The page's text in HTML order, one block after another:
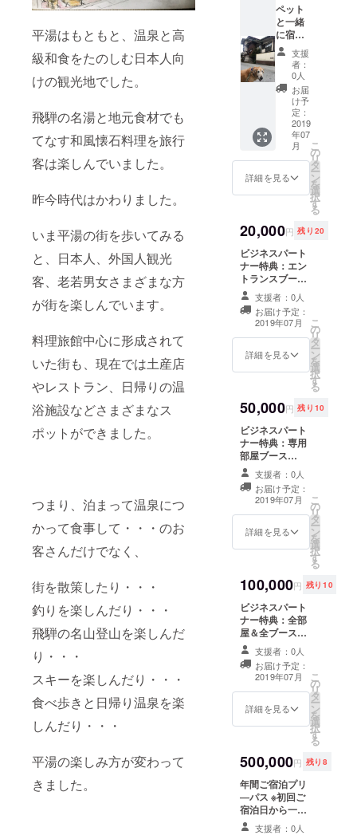
平湯はもともと、温泉と高
級和食をたのしむ日本人向
けの観光地でした。
飛騨の名湯と地元食材でも
てなす和風懐石料理を旅行
客は楽しんでいました。
昨今時代はかわりました。
いま平湯の街を歩いてみる
と、日本人、外国人観光
客、老若男女さまざまな方
が街を楽しんでいます。
料理旅館中心に形成されて
いた街も、現在では土産店
やレストラン、日帰りの温
浴施設などさまざまなス
ポットができました。
つまり、泊まって温泉につ
かって食事して・・・のお
客さんだけでなく、
街を散策したり・・・
釣りを楽しんだり・・・
飛騨の名山登山を楽しんだ
り・・・
スキーを楽しんだり・・・
食べ歩きと日帰り温泉を楽
しんだり・・・
平湯の楽しみ方が変わって
きました。
ペット
と一緒
に宿泊
セット
●二泊二
名ご宿
泊 ●朝
食サー
ビス ●
ペット
宿泊専
用部屋
をご提
供 ※有
効期限
(２０１
月〜２
０２０
年１１
月)
支援
者：
0人
お届
け予
定：
2019
年07
月
詳細を見る
こ
の
リ
タ
ー
ン
を
選
択
す
る
20,000円 残り20
ビジネスパート
ナー特典：エン
トランスブース
Fisher.mountain
sハウス建物内エ
ントランスに準
備するブースに
て、 さまざまな
グッズを販売い
ございます。
支援者：0人
お届け予定：
2019年07月
詳細を見る
こ
の
リ
タ
ー
ン
を
選
択
す
る
50,000円 残り10
ビジネスパート
ナー特典：専用
部屋ブース
Fisher.mountain
sハウス建物内に
準備する専用部
屋の一室にて、
さまざまなグッ
ズの販売やコレ
部屋・ペット専
用部屋などパー
トナー様のご希
望にあわせたお
部屋を用意させ
ていただきま
す。 ※販売商
品・展示商品に
は弊社規定の審
す。
支援者：0人
お届け予定：
2019年07月
詳細を見る
こ
の
リ
タ
ー
ン
を
選
択
す
る
100,000円 残り10
ビジネスパート
ナー特典：全部
屋＆全ブース
Fisher.mountain
sハウス建物内に
準備する全ての
専用部屋及びエ
ントランスに準
備するブースに
展示をしていた
だけます。 フロ
ントエントラン
スブース・釣り
専用部屋・ペッ
ト専用部屋など
支援者：0人
お届け予定：
2019年07月
詳細を見る
こ
の
リ
タ
ー
ン
を
選
択
す
る
500,000円 残り8
年間ご宿泊プリ
―パス ※初回ご
宿泊日から一年
間、いつでも何
支援者：0人